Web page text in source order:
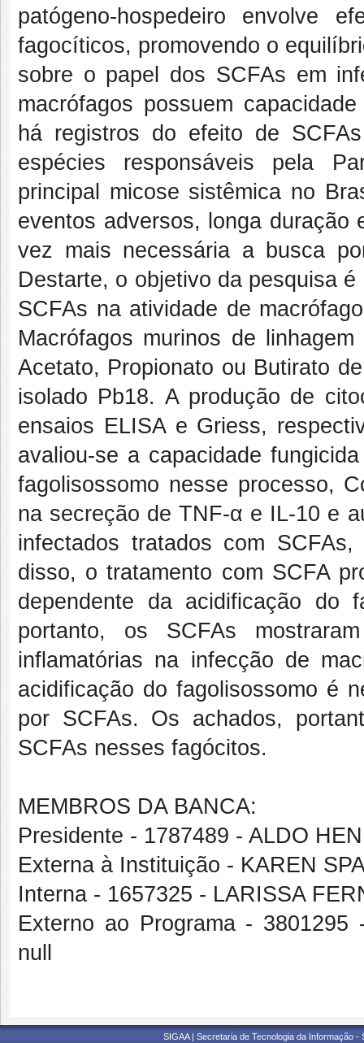
patógeno-hospedeiro envolve
fagocíticos, promovendo o
sobre o papel dos SCFAs em
macrófagos possuem
há registros do efeito de
espécies responsáveis pela
principal micose sistêmica no
eventos adversos, longa
vez mais necessária a busca
Destarte, o objetivo da pesquisa
SCFAs na atividade de
Macrófagos murinos de
Acetato, Propionato ou Butirato
isolado Pb18. A produção de
ensaios ELISA e Griess,
avaliou-se a capacidade
fagolisossomo nesse processo,
na secreção de TNF-α e IL-10 e
infectados tratados com
disso, o tratamento com SCFA
dependente da acidificação do
portanto, os SCFAs
inflamatórias na infecção de
acidificação do fagolisossomo é
por SCFAs. Os achados,
SCFAs nesses fagócitos.
MEMBROS DA BANCA:
Presidente - 1787489 - ALDO
Externa à Instituição - KAREN
Interna - 1657325 - LARISSA
Externo ao Programa -
null
SIGAA | Secretaria de Tecnologia da Informação